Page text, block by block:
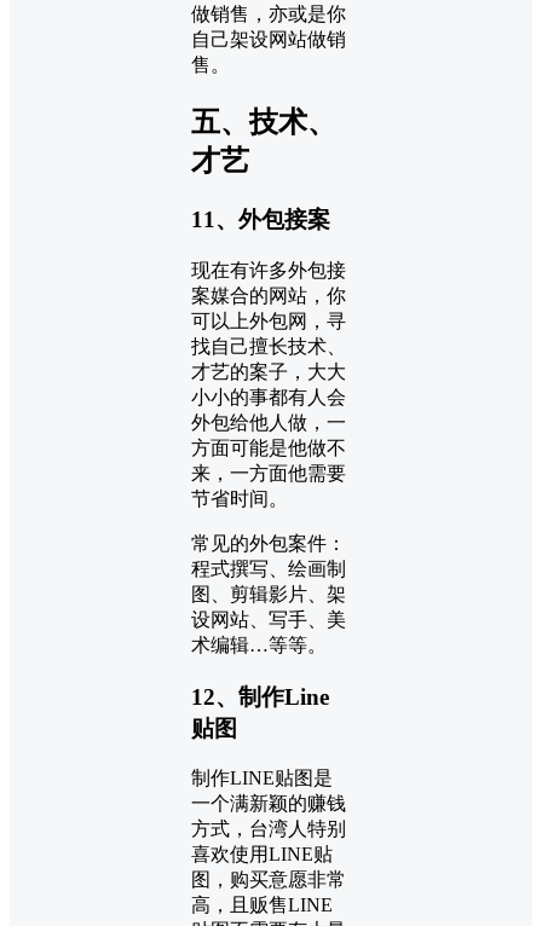
做销售，亦或是你
自己架设网站做销
售。
五、技术、
才艺
11、外包接案
现在有许多外包接
案媒合的网站，你
可以上外包网，寻
找自己擅长技术、
才艺的案子，大大
小小的事都有人会
外包给他人做，一
方面可能是他做不
来，一方面他需要
节省时间。
常见的外包案件：
程式撰写、绘画制
图、剪辑影片、架
设网站、写手、美
术编辑…等等。
12、制作Line
贴图
制作LINE贴图是
一个满新颖的赚钱
方式，台湾人特别
喜欢使用LINE贴
图，购买意愿非常
高，且贩售LINE